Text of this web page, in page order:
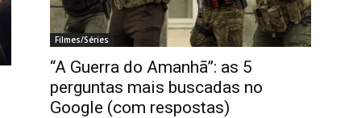
Filmes/Séries
“A Guerra do Amanhã”: as 5
perguntas mais buscadas no
Google (com respostas)